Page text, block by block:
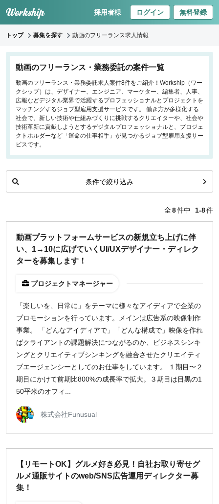
採用者様 ログイン 無料登録
トップ 募集を探す 動画のフリーランス求人情報
動画のフリーランス・業務委託の案件一覧
動画のフリーランス・業務委託求人案件8件をご紹介！Workship（ワー
クシップ）は、デザイナー、エンジニア、マーケター、編集者、人事、
広報などデジタル業界で活躍するプロフェッショナルとプロジェクトを
マッチングするジョブ型雇用支援サービスです。 働き方が多様化する
社会で、新しい技術や仕組みづくりに挑戦するクリエイターや、社会や
技術革新に貢献しようとするデジタルプロフェッショナルと、プロジェ
クトホルダーなど「運命の仕事相手」が見つかるジョブ型雇用支援サー
ビスです。
条件で絞り込み
キーワードで探す
職種
フロントエンドエンジニア
バックエンドエンジニア
インフラエンジニア
iOS/Androidアプリエンジニア
データサイエンティスト
出社希望
出社のみ
特徴
新規事業
スタートアップ
土日週末OK
稼働時間
週4日
週1日
地域
全8件中 1-8件
動画プラットフォームサービスの新規立ち上げに伴
い、1→10に広げていくUI/UXデザイナー・ディレク
ターを募集します！
プロジェクトマネージャー
「楽しいを、日常に」をテーマに様々なアイディアで企業の
プロモーションを行っています。メインは広告系の映像制作
事業。 「どんなアイディアで」「どんな構成で」映像を作れ
ばクライアントの課題解決につながるのか、ビジネスシンキ
ングとクリエイティブシンキングを融合させたクリエイティ
ブエージェンシーとしてのお仕事をしています。 １期目〜２
期目にかけて前期比800%の成長率で拡大。３期目は目黒の1
50平米のオフィ...
株式会社Funusual
【リモートOK】グルメ好き必見！自社お取り寄せグ
ルメ通販サイトのweb/SNS広告運用ディレクター募
集！